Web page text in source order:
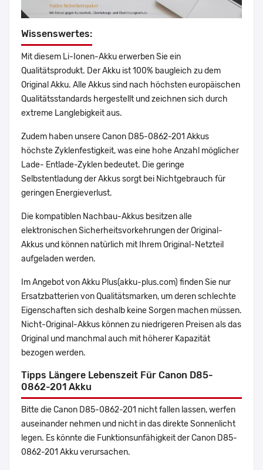
Wissenswertes:
Mit diesem Li-Ionen-Akku erwerben Sie ein
Qualitätsprodukt. Der Akku ist 100% baugleich zu dem
Original Akku. Alle Akkus sind nach höchsten europäischen
Qualitätsstandards hergestellt und zeichnen sich durch
extreme Langlebigkeit aus.
Zudem haben unsere Canon D85-0862-201 Akkus
höchste Zyklenfestigkeit, was eine hohe Anzahl möglicher
Lade- Entlade-Zyklen bedeutet. Die geringe
Selbstentladung der Akkus sorgt bei Nichtgebrauch für
geringen Energieverlust.
Die kompatiblen Nachbau-Akkus besitzen alle
elektronischen Sicherheitsvorkehrungen der Original-
Akkus und können natürlich mit Ihrem Original-Netzteil
aufgeladen werden.
Im Angebot von Akku Plus(akku-plus.com) finden Sie nur
Ersatzbatterien von Qualitätsmarken, um deren schlechte
Eigenschaften sich deshalb keine Sorgen machen müssen.
Nicht-Original-Akkus können zu niedrigeren Preisen als das
Original und manchmal auch mit höherer Kapazität
bezogen werden.
Tipps Längere Lebenszeit Für Canon D85-
0862-201 Akku
Bitte die Canon D85-0862-201 nicht fallen lassen, werfen
auseinander nehmen und nicht in das direkte Sonnenlicht
legen. Es könnte die Funktionsunfähigkeit der Canon D85-
0862-201 Akku verursachen.